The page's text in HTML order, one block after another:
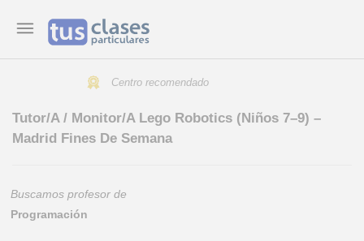
Centro recomendado
Tutor/A / Monitor/A Lego Robotics (Niños 7–9) –
Madrid Fines De Semana
Buscamos profesor de
Programación